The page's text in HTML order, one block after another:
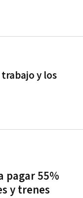
y los
pagar 55%
y trenes